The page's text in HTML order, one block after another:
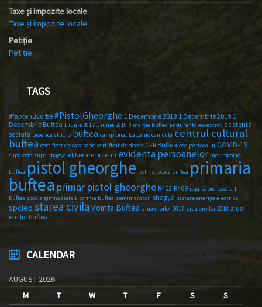
Taxe și impozite locale
Taxe și impozite locale
Petiție
Petiție
TAGS
#faptenuvorbe #PistolGheorghe 1 Decembrie 2018 1 Decembrie 2019 1
Decembrie Buftea 1 iunie 2017 1 iunie 2018 8 martie buftea anduranta ecvestra\ asistenta
sociala biserica studio buftea campionat balcanic canicula centrul cultural
buftea certificat de casatorie certificat de deces CFR Buftea cod portocaliu COVID-19
cupa csta cupa shagya eliberare buletin evidenta persoanelor mos nicolae
buftea pistol gheorghe politia locala buftea primaria
buftea primar pistol gheorghe R402 R469 raja sabie scoala 1
buftea scoala gimnaziala 1 scrima buftea semimaraton shagya sistare energie electrică
spclep starea civila Vointa Buftea ziua eroilor 2017 ziua eroilor 2018 ziua
eroilor buftea
CALENDAR
AUGUST 2026
M
T W T F S
S